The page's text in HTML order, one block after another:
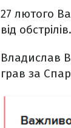
27 лютого
від обстрілів.
Владислав
грав за